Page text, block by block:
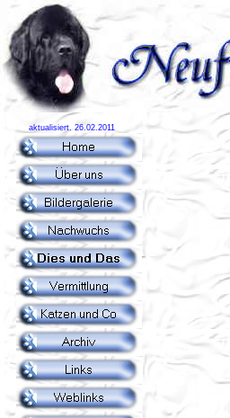
aktualisiert. 26.02.2011